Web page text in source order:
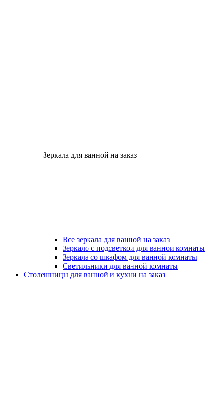
Зеркала для ванной на заказ
Все зеркала для ванной на заказ
Зеркало с подсветкой для ванной комнаты
Зеркала со шкафом для ванной комнаты
Светильники для ванной комнаты
Столешницы для ванной и кухни на заказ